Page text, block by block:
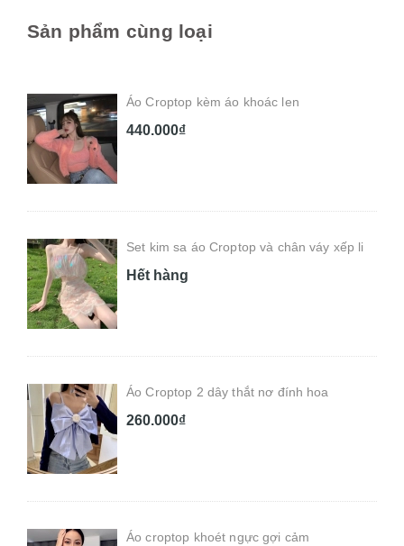
Sản phẩm cùng loại
Áo Croptop kèm áo khoác len
440.000₫
Set kim sa áo Croptop và chân váy xếp li
Hết hàng
Áo Croptop 2 dây thắt nơ đính hoa
260.000₫
Áo croptop khoét ngực gợi cảm